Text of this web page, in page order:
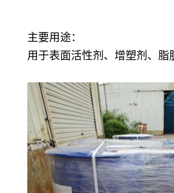
主要用途：
用于表面活性剂、增塑剂、脂